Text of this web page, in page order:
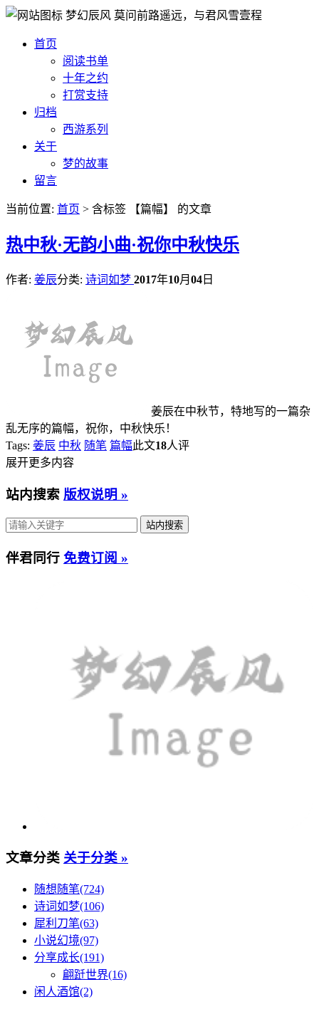
梦幻辰风 莫问前路遥远，与君风雪壹程
首页
阅读书单
十年之约
打赏支持
归档
西游系列
关于
梦的故事
留言
当前位置: 首页 > 含标签 【篇幅】 的文章
热中秋·无韵小曲·祝你中秋快乐
作者: 姜辰分类: 诗词如梦 2017年10月 04 日
姜辰在中秋节，特地写的一篇杂
乱无序的篇幅，祝你，中秋快乐！
Tags: 姜辰 中秋 随笔 篇幅此文18人评
展开更多内容
站内搜索 版权说明 »
伴君同行 免费订阅 »
文章分类 关于分类 »
随想随笔(724)
诗词如梦(106)
犀利刀笔(63)
小说幻境(97)
分享成长(191)
翩跹世界(16)
闲人酒馆(2)